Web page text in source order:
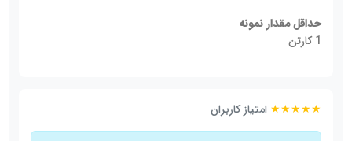
حداقل مقدار نمونه
1 کارتن
★★★★★ امتیاز کاربران